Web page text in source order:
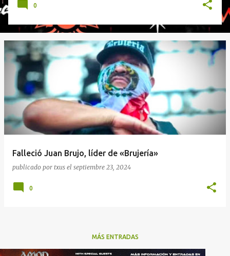
0
Falleció Juan Brujo, líder de «Brujería»
publicado por txus el septiembre 23, 2024
0
MÁS ENTRADAS